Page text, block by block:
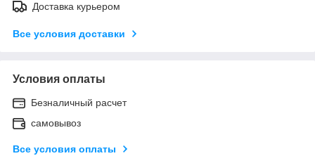
Доставка курьером
Все условия доставки
Условия оплаты
Безналичный расчет
самовывоз
Все условия оплаты